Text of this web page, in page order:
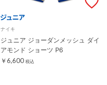
ナイキ
ジュニア ジョーダンメッシュ ダイ
アモンド ショーツ P6
￥6,600 税込